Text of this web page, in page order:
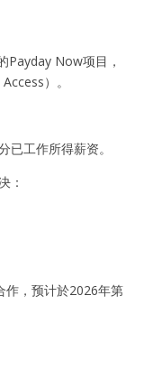
Payday Now项目，
）。
已工作所得薪资。
：
作，预计於2026年第